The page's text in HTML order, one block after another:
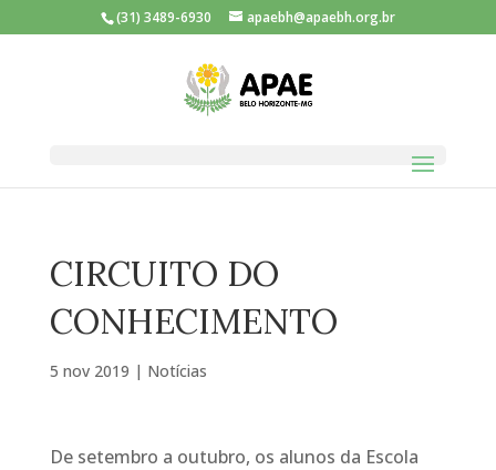
(31) 3489-6930 apaebh@apaebh.org.br
CIRCUITO DO
CONHECIMENTO
5 nov 2019 | Notícias
De setembro a outubro, os alunos da Escola